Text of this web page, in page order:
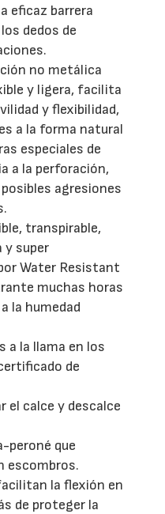
eficaz barrera
dedos de
no metálica
y ligera, facilita
y flexibilidad,
a la forma natural
especiales de
a la perforación,
agresiones
transpirable,
super
Water Resistant
muchas horas
la humedad
la llama en los
de
el calce y descalce
peroné que
escombros.
la flexión en
de proteger la